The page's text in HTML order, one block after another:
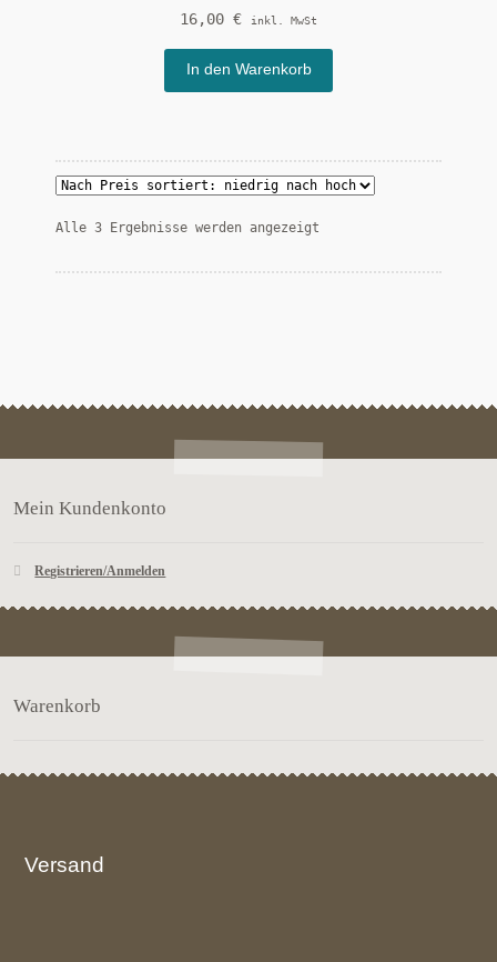
16,00 € inkl. MwSt
In den Warenkorb
Alle 3 Ergebnisse werden angezeigtNach
sortiert:
Mein Kundenkonto
Registrieren/Anmelden
Warenkorb
Versand